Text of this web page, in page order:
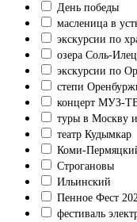
День победы
масленица в
экскурсии по
озера Соль-
экскурсии по
степи
концерт МУЗ-
туры в Москву
театр Кудымкар
Строгановы
Ильинский
Пенное Фест
фестиваль